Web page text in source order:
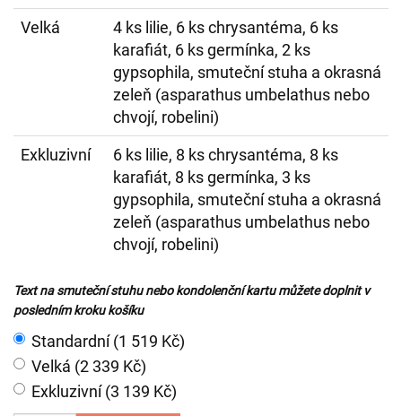
Velká
4 ks lilie, 6 ks chrysantéma, 6 ks
karafiát, 6 ks germínka, 2 ks
gypsophila, smuteční stuha a okrasná
zeleň (asparathus umbelathus nebo
chvojí, robelini)
Exkluzivní
6 ks lilie, 8 ks chrysantéma, 8 ks
karafiát, 8 ks germínka, 3 ks
gypsophila, smuteční stuha a okrasná
zeleň (asparathus umbelathus nebo
chvojí, robelini)
Text na smuteční stuhu nebo kondolenční kartu můžete doplnit v
posledním kroku košíku
Standardní (1 519 Kč)
Velká (2 339 Kč)
Exkluzivní (3 139 Kč)